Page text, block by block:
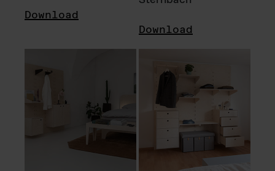
Download
Download